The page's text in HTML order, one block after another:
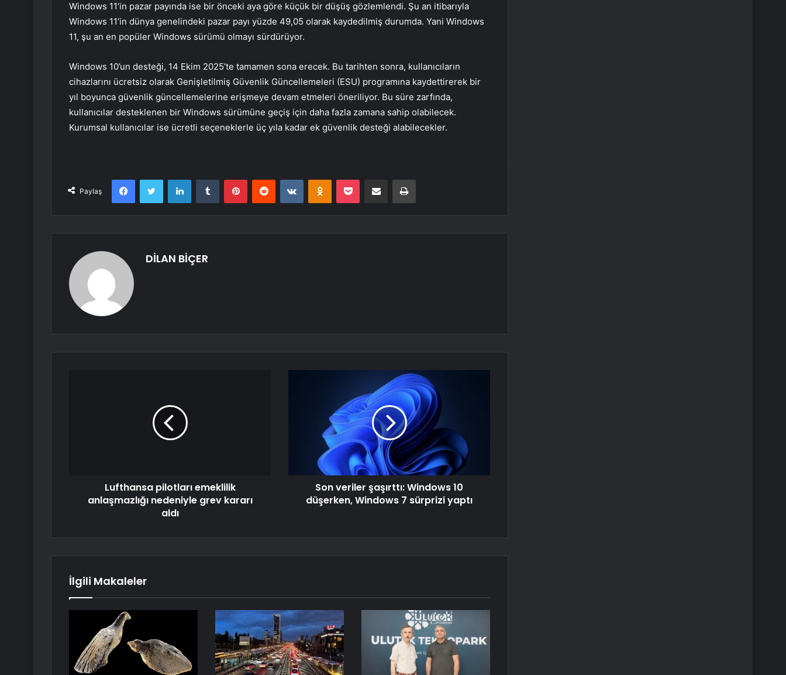
Windows 11’in pazar payında ise bir önceki aya göre küçük bir düşüş gözlemlendi. Şu an itibarıyla
Windows 11’in dünya genelindeki pazar payı yüzde 49,05 olarak kaydedilmiş durumda. Yani Windows
11, şu an en popüler Windows sürümü olmayı sürdürüyor.
Windows 10’un desteği, 14 Ekim 2025’te tamamen sona erecek. Bu tarihten sonra, kullanıcıların
cihazlarını ücretsiz olarak Genişletilmiş Güvenlik Güncellemeleri (ESU) programına kaydettirerek bir
yıl boyunca güvenlik güncellemelerine erişmeye devam etmeleri öneriliyor. Bu süre zarfında,
kullanıcılar desteklenen bir Windows sürümüne geçiş için daha fazla zamana sahip olabilecek.
Kurumsal kullanıcılar ise ücretli seçeneklerle üç yıla kadar ek güvenlik desteği alabilecekler.
Paylaş
FacebookTwitter LinkedInTumblr PinterestReddit VKontakteOdnoklassniki
Pocket E-Posta ile paylaş Yazdır
DİLAN BİÇER
Lufthansa pilotları emeklilik
anlaşmazlığı nedeniyle grev kararı
aldı
Son veriler şaşırttı: Windows 10
düşerken, Windows 7 sürprizi yaptı
İlgili Makaleler